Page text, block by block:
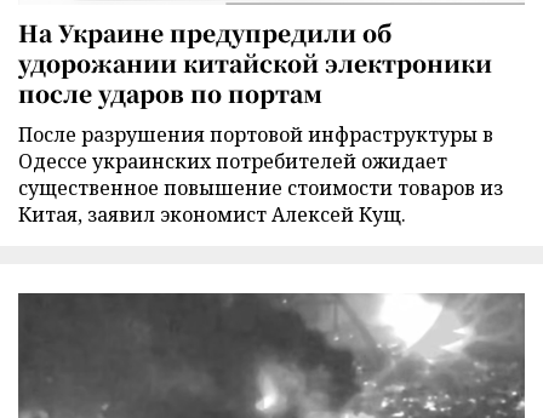
На Украине предупредили об
удорожании китайской электроники
после ударов по портам
После разрушения портовой инфраструктуры в
Одессе украинских потребителей ожидает
существенное повышение стоимости товаров из
Китая, заявил экономист Алексей Кущ.